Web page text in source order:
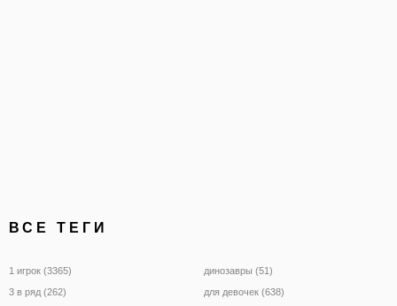
ВСЕ ТЕГИ
1 игрок (3365)
3 в ряд (262)
динозавры (51)
для девочек (638)